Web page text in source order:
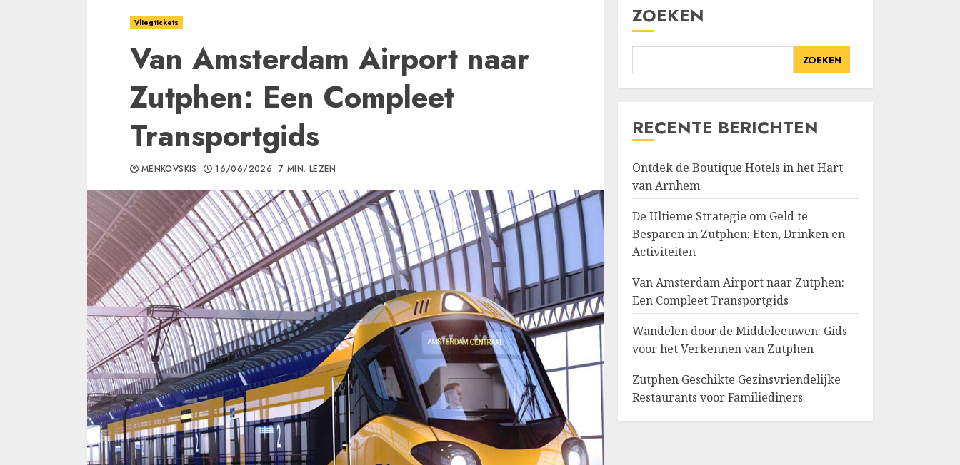
Vliegtickets
Van Amsterdam Airport naar
Zutphen: Een Compleet
Transportgids
MENKOVSKIS 16/06/2026 7 MIN. LEZEN
ZOEKEN
ZOEKEN
RECENTE BERICHTEN
Ontdek de Boutique Hotels in het Hart
van Arnhem
De Ultieme Strategie om Geld te
Besparen in Zutphen: Eten, Drinken en
Activiteiten
Van Amsterdam Airport naar Zutphen:
Een Compleet Transportgids
Wandelen door de Middeleeuwen: Gids
voor het Verkennen van Zutphen
Zutphen Geschikte Gezinsvriendelijke
Restaurants voor Familiediners